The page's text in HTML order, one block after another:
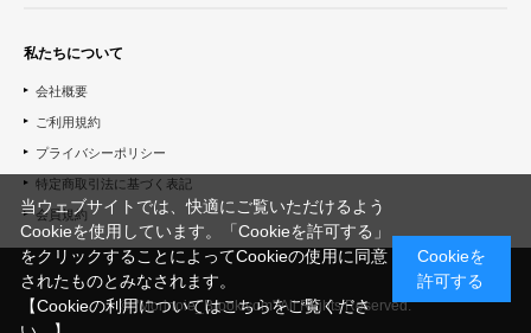
私たちについて
会社概要
ご利用規約
プライバシーポリシー
特定商取引法に基づく表記
会員規約
© "Morinoie_Brook.com" All Rights Reserved.
当ウェブサイトでは、快適にご覧いただけるよう
Cookieを使用しています。「Cookieを許可する」
をクリックすることによってCookieの使用に同意
されたものとみなされます。
【Cookieの利用についてはこちらをご覧くださ
Cookieを
許可する